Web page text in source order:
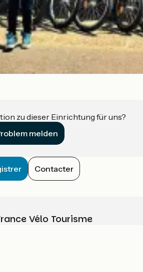
zu dieser Einrichtung für uns?
melden
Contacter
Vélo Tourisme